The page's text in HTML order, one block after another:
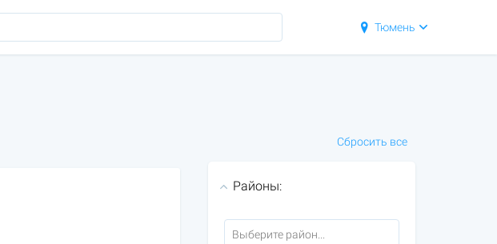
Тюмень
Сбросить все
Районы: